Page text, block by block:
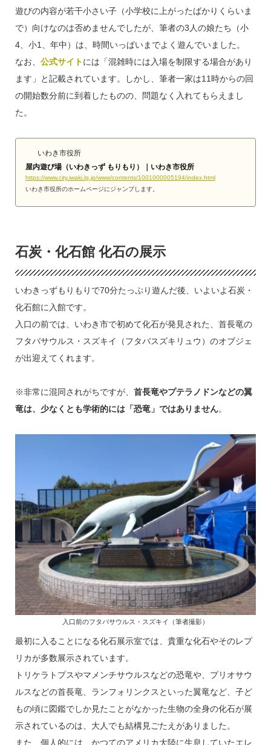
遊びの内容が若干小さい子（小学校に上がったばかりくらいま
で）向けなのは否めませんでしたが、筆者の3人の娘たち（小
4、小1、年中）は、時間いっぱいまでよく遊んでいました。
なお、 公式サイトには「混雑時には入場を制限する場合があり
ます」と記載されています。しかし、筆者一家は11時からの回
の開始数分前に到着したものの、問題なく入れてもらえまし
た。
いわき市役所
屋内遊び場（いわきっず もりもり）｜いわき市役所
https://www.city.iwaki.lg.jp/www/contents/1001000005194/index.html
いわき市役所のホームページにジャンプします。
石炭・化石館 化石の展示
いわきっずもりもりで70分たっぷり遊んだ後、いよいよ石炭・
化石館に入館です。
入口の前では、いわき市で初めて化石が発見された、首長竜の
フタバサウルス・スズキイ（フタバスズキリュウ）のオブジェ
が出迎えてくれます。
※非常に混同されがちですが、 首長竜やプテラノドンなどの翼
竜は、少なくとも学術的には「恐竜」ではありません。
入口前のフタバサウルス・スズキイ（筆者撮影）
最初に入ることになる化石展示室では、貴重な化石やそのレプ
リカが多数展示されています。
トリケラトプスやマメンチサウルスなどの恐竜や、プリオサウ
ルスなどの首長竜、ランフォリンクスといった翼竜など、子ど
もの頃に図鑑でしか見たことがなかった生物の全身の化石が展
示されているのは、大人でも結構見ごたえがありました。
また、個人的には、かつてのアメリカ大陸に生息していたエレ